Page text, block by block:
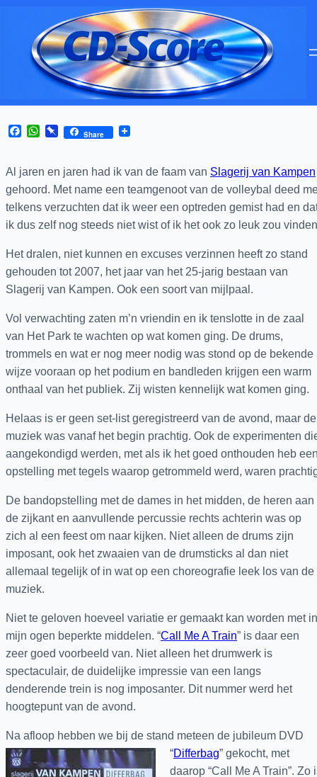
Facebook
WhatsApp
Pinboard
Share
Al jaren en jaren had ik van de faam van Slagerij van Kampen
gehoord. Met name een teamgenoot van de volleybal deed
telkens verzuchten dat ik weer een optreden gemist had en
ik dus zelf nog steeds niet wist of ik het ook zo leuk zou
Het dralen, niet kunnen en excuses verzinnen heeft zo stand
gehouden tot 2007, het jaar van het 25-jarig bestaan van
Slagerij van Kampen. Ook een soort van mijlpaal.
Vol verwachting zaten m’n vriendin en ik tenslotte in de zaal
van Het Park te wachten op wat komen ging. De drums,
trommels en wat er nog meer nodig was stond op de bekende
wijze vooraan op het podium en bandleden krijgen een warm
onthaal van het publiek. Zij wisten kennelijk wat komen ging.
Helaas is er geen set-list geregistreerd van de avond, maar de
muziek was vanaf het begin prachtig. Ook de experimenten
aangekondigd werden, met als ik het goed onthouden heb
opstelling met tegels waarop getrommeld werd, waren
De bandopstelling met de dames in het midden, de heren aan
de zijkant en aanvullende percussie rechts achterin was op
zich al een feest om naar kijken. Niet alleen de drums zijn
imposant, ook het zwaaien van de drumsticks al dan niet
allemaal tegelijk of in wat op een choreografie leek los van de
muziek.
Niet te geloven hoeveel variatie er gemaakt kan worden met in
mijn ogen beperkte middelen. “Call Me A Train” is daar een
zeer goed voorbeeld van. Niet alleen het drumwerk is
spectaculair, de duidelijke impressie van een langs
denderende trein is nog imposanter. Dit nummer werd het
hoogtepunt van de avond.
Na afloop hebben we bij de stand meteen de jubileum DVD
“Differbag” gekocht, met
daarop “Call Me A Train”. Zo